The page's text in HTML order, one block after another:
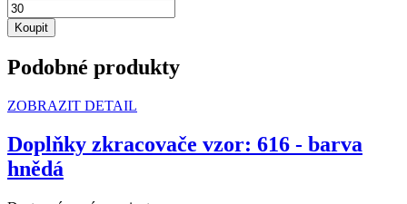
Koupit
Podobné produkty
ZOBRAZIT DETAIL
Doplňky zkracovače vzor: 616 - barva
hnědá